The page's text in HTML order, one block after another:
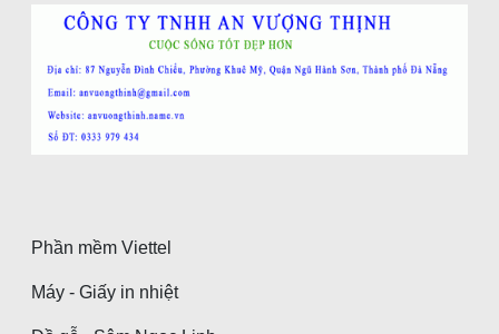
Phần mềm Viettel
Máy - Giấy in nhiệt